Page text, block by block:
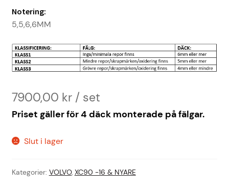
Notering:
5,5,6,6MM
7900,00 kr
Priset gäller för 4 däck monterade på fälgar.
Slut i lager
Kategorier: VOLVO, XC90 -16 & NYARE